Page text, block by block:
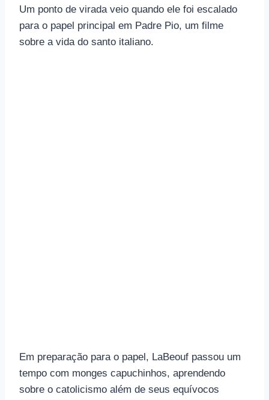
Um ponto de virada veio quando ele foi escalado
para o papel principal em Padre Pio, um filme
sobre a vida do santo italiano.
Em preparação para o papel, LaBeouf passou um
tempo com monges capuchinhos, aprendendo
sobre o catolicismo além de seus equívocos